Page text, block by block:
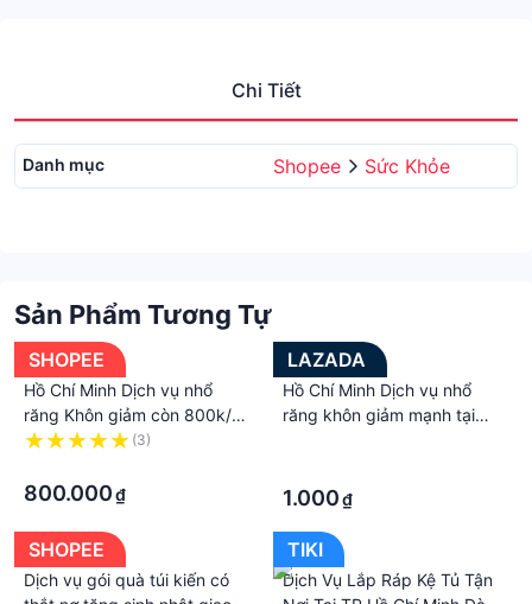
Chi Tiết
Danh mục Shopee Sức Khỏe
Sản Phẩm Tương Tự
SHOPEE
Hồ Chí Minh Dịch vụ nhổ
răng Khôn giảm còn 800k/
răng tại Nha Khoa Phước An
(3)
800.000₫
LAZADA
Hồ Chí Minh Dịch vụ nhổ
răng khôn giảm mạnh tại
1.000₫
SHOPEE
Dịch vụ gói quà túi kiến có
TIKI
Dịch Vụ Lắp Ráp Kệ Tủ Tận